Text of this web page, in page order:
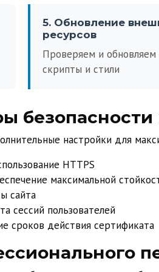
5. Обновление
ресурсов
Проверяем и обновляем
скрипты и стили
безопасности
настройки для
HTTPS
максимальной
сайта
сессий пользователей
сроков действия сертификата